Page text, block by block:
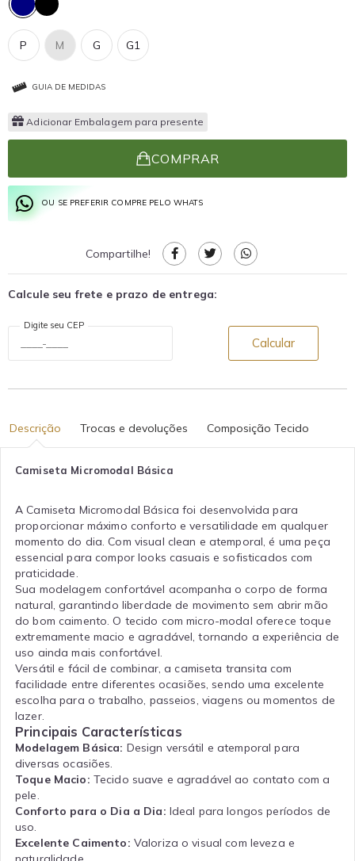
G1
G
M
P
GUIA DE MEDIDAS
Adicionar Embalagem para presente
COMPRAR
OU SE PREFERIR COMPRE PELO WHATS
Compartilhe!
Calcule seu frete e prazo de entrega:
Digite seu CEP
Calcular
Descrição Trocas e devoluções Composição Tecido
Camiseta Micromodal Básica
A Camiseta Micromodal Básica foi desenvolvida para
proporcionar máximo conforto e versatilidade em qualquer
momento do dia. Com visual clean e atemporal, é uma peça
essencial para compor looks casuais e sofisticados com
praticidade.
Sua modelagem confortável acompanha o corpo de forma
natural, garantindo liberdade de movimento sem abrir mão
do bom caimento. O tecido com micro-modal oferece toque
extremamente macio e agradável, tornando a experiência de
uso ainda mais confortável.
Versátil e fácil de combinar, a camiseta transita com
facilidade entre diferentes ocasiões, sendo uma excelente
escolha para o trabalho, passeios, viagens ou momentos de
lazer.
Principais Características
Modelagem Básica: Design versátil e atemporal para
diversas ocasiões.
Toque Macio: Tecido suave e agradável ao contato com a
pele.
Conforto para o Dia a Dia: Ideal para longos períodos de
uso.
Excelente Caimento: Valoriza o visual com leveza e